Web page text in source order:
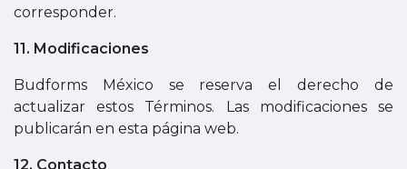
corresponder.
11. Modificaciones
Budforms México se reserva el derecho de
actualizar estos Términos. Las modificaciones se
publicarán en esta página web.
12. Contacto